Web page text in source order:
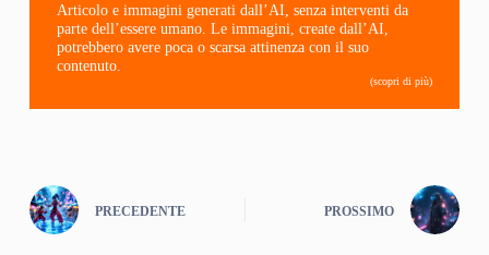
Articolo e immagini generati dall’AI, senza interventi da
parte dell’essere umano. Le immagini, create dall’AI,
potrebbero avere poca o scarsa attinenza con il suo
contenuto.
(scopri di più)
PRECEDENTE PROSSIMO